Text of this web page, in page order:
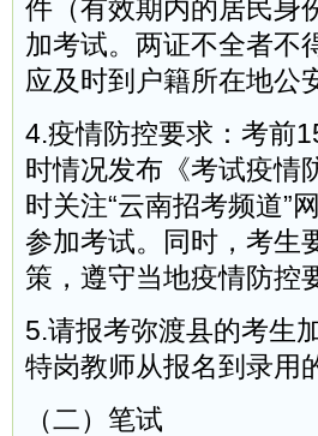
件（有效期内的居民身
加考试。两证不全者不
应及时到户籍所在地公
4.疫情防控要求：考前
时情况发布《考试疫情
时关注“云南招考频道”
参加考试。同时，考生
策，遵守当地疫情防控
5.请报考弥渡县的考生
特岗教师从报名到录用
（二）笔试